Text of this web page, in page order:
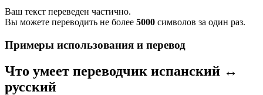
Ваш текст переведен частично.
Вы можете переводить не более 5000 символов за один раз.
Примеры использования и перевод
Что умеет переводчик испанский ↔
русский